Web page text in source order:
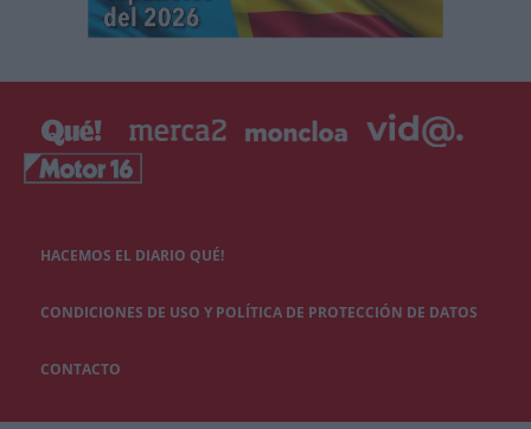
HACEMOS EL DIARIO QUÉ!
CONDICIONES DE USO Y POLÍTICA DE PROTECCIÓN DE DATOS
CONTACTO